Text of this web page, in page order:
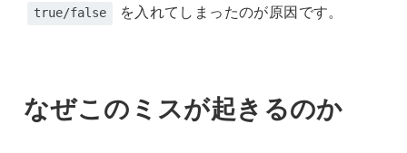
true/false を入れてしまったのが原因です。
なぜこのミスが起きるのか